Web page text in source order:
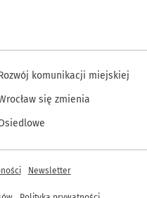
komunikacji miejskiej
się zmienia
Newsletter